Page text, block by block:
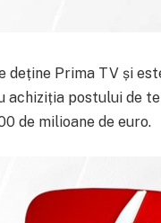
deține Prima TV și
achiziția postului de
de milioane de euro.